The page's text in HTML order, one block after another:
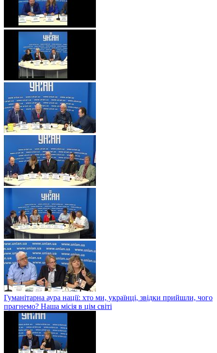
Гуманітарна аура нації: хто ми, українці, звідки прийшли, чого
прагнемо? Наша місія в цім світі